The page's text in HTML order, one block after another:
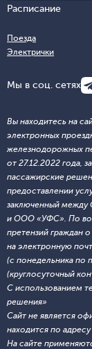
Расписание
Поезда
Электрички
Мы в соц. сетях
Вы находитесь на
электронных
железнодорожных
от 27.12.2022
пассажирские
предоставлении
заключенный
и ООО «УФС». По
претензий граждан
на электронную
(с понедельника по
(круглосуточный
С использованием
решения»
Сайт не является
находится по
На сайте